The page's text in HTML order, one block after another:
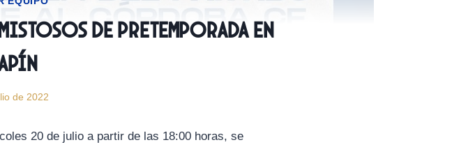
de pretemporada en
de 2022
20 de julio a partir de las 18:00 horas, se